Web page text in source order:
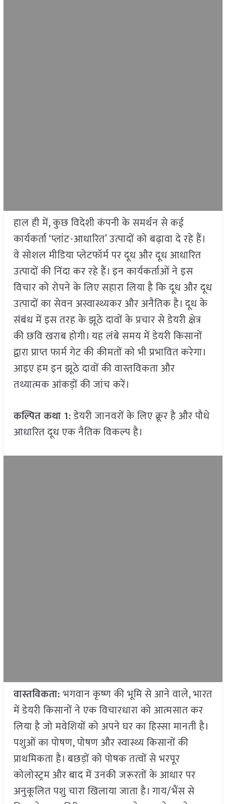
हाल ही में, कुछ विदेशी कंपनी के समर्थन से कई
कार्यकर्ता ‘प्लांट-आधारित’ उत्पादों को बढ़ावा दे रहे हैं।
वे सोशल मीडिया प्लेटफॉर्म पर दूध और दूध आधारित
उत्पादों की निंदा कर रहे हैं। इन कार्यकर्ताओं ने इस
विचार को रोपने के लिए सहारा लिया है कि दूध और दूध
उत्पादों का सेवन अस्वास्थ्यकर और अनैतिक है। दूध के
संबंध में इस तरह के झूठे दावों के प्रचार से डेयरी क्षेत्र
की छवि खराब होगी। यह लंबे समय में डेयरी किसानों
द्वारा प्राप्त फार्म गेट की कीमतों को भी प्रभावित करेगा।
आइए हम इन झूठे दावों की वास्तविकता और
तथ्यात्मक आंकड़ों की जांच करें।
कल्पित कथा 1: डेयरी जानवरों के लिए क्रूर है और पौधे
आधारित दूध एक नैतिक विकल्प है।
वास्तविकता: भगवान कृष्ण की भूमि से आने वाले, भारत
में डेयरी किसानों ने एक विचारधारा को आत्मसात कर
लिया है जो मवेशियों को अपने घर का हिस्सा मानती है।
पशुओं का पोषण, पोषण और स्वास्थ्य किसानों की
प्राथमिकता है। बछड़ों को पोषक तत्वों से भरपूर
कोलोस्ट्रम और बाद में उनकी जरूरतों के आधार पर
अनुकूलित पशु चारा खिलाया जाता है। गाय/भैंस से